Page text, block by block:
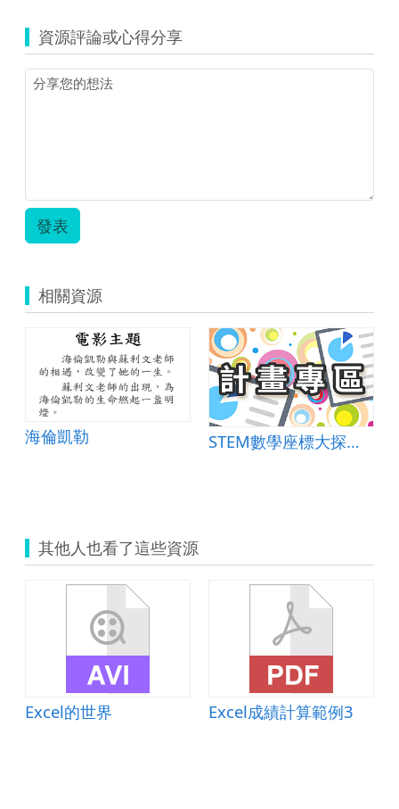
計
算
資源評論或心得分享
發表
相關資源
海倫凱勒 STEM數學座標大探索-融合科技與工程的數學課
其他人也看了這些資源
Excel的世界 Excel成績計算範例3